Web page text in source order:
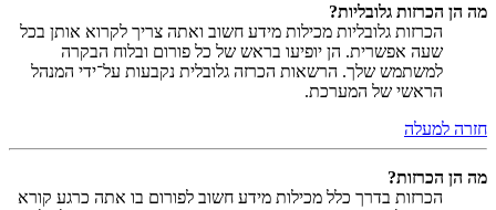
מה הן הכרזות גלובליות?
הכרזות גלובליות מכילות מידע חשוב ואתה צריך לקרוא אותן בכל
שעה אפשרית. הן יופיעו בראש של כל פורום ובלוח הבקרה
למשתמש שלך. הרשאות הכרזה גלובלית נקבעות על־ידי המנהל
הראשי של המערכת.
חזרה למעלה
מה הן הכרזות?
הכרזות בדרך כלל מכילות מידע חשוב לפורום בו אתה כרגע קורא